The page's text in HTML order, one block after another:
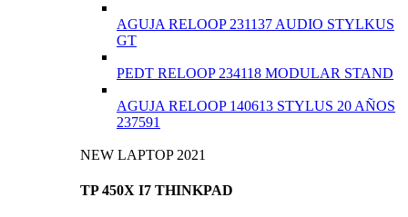
AGUJA RELOOP 231137 AUDIO STYLKUS
GT
PEDT RELOOP 234118 MODULAR STAND
AGUJA RELOOP 140613 STYLUS 20 AÑOS
237591
NEW LAPTOP 2021
TP 450X I7 THINKPAD